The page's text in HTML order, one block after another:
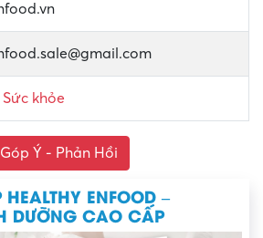
Sức khỏe
Góp Ý - Phản Hồi
ENFOOD –
DƯỠNG CAO CẤP